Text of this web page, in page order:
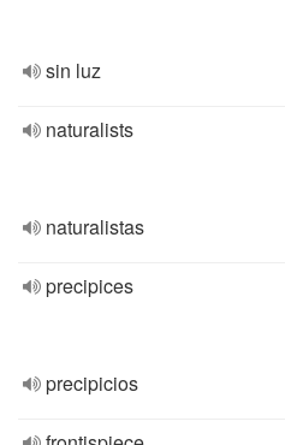
sin luz
naturalists
naturalistas
precipices
precipicios